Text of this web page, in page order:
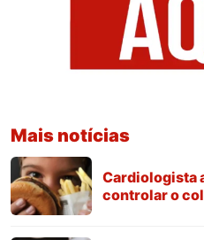
Mais notícias
Cardiologista
controlar o